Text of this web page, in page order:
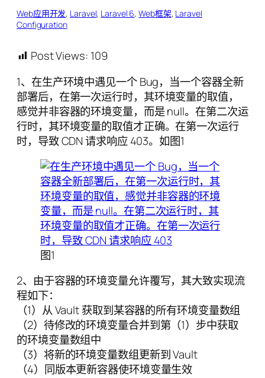
Web应用开发, Laravel, Laravel 6, Web框架, Laravel
Configuration
Post Views: 109
1、在生产环境中遇见一个 Bug，当一个容器全新
部署后，在第一次运行时，其环境变量的取值，
感觉并非容器的环境变量，而是 null。在第二次运
行时，其环境变量的取值才正确。在第一次运行
时，导致 CDN 请求响应 403。如图1
图1
2、由于容器的环境变量允许覆写，其大致实现流
程如下：
（1）从 Vault 获取到某容器的所有环境变量数组
（2）待修改的环境变量合并到第（1）步中获取
的环境变量数组中
（3）将新的环境变量数组更新到 Vault
（4）同版本更新容器使环境变量生效